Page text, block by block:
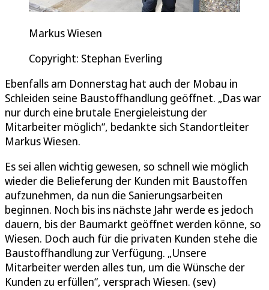
Markus Wiesen
Copyright: Stephan Everling
Ebenfalls am Donnerstag hat auch der Mobau in
Schleiden seine Baustoffhandlung geöffnet. „Das war
nur durch eine brutale Energieleistung der
Mitarbeiter möglich“, bedankte sich Standortleiter
Markus Wiesen.
Es sei allen wichtig gewesen, so schnell wie möglich
wieder die Belieferung der Kunden mit Baustoffen
aufzunehmen, da nun die Sanierungsarbeiten
beginnen. Noch bis ins nächste Jahr werde es jedoch
dauern, bis der Baumarkt geöffnet werden könne, so
Wiesen. Doch auch für die privaten Kunden stehe die
Baustoffhandlung zur Verfügung. „Unsere
Mitarbeiter werden alles tun, um die Wünsche der
Kunden zu erfüllen“, versprach Wiesen. (sev)